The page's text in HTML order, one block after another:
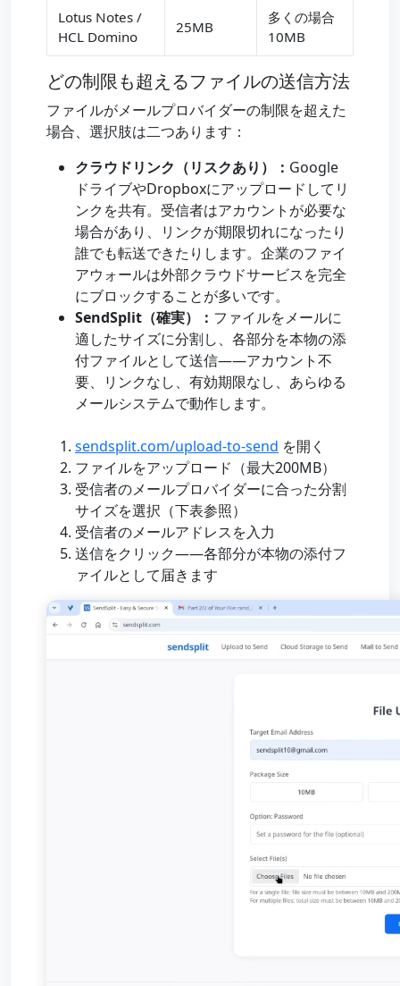
Lotus Notes /
HCL Domino
25MB
多くの場合
10MB
どの制限も超えるファイルの送信方法
ファイルがメールプロバイダーの制限を超えた
場合、選択肢は二つあります：
クラウドリンク（リスクあり）： Google
ドライブやDropboxにアップロードしてリ
ンクを共有。受信者はアカウントが必要な
場合があり、リンクが期限切れになったり
誰でも転送できたりします。企業のファイ
アウォールは外部クラウドサービスを完全
にブロックすることが多いです。
SendSplit（確実）： ファイルをメールに
適したサイズに分割し、各部分を本物の添
付ファイルとして送信——アカウント不
要、リンクなし、有効期限なし、あらゆる
メールシステムで動作します。
sendsplit.com/upload-to-send を開く
ファイルをアップロード（最大200MB）
受信者のメールプロバイダーに合った分割
サイズを選択（下表参照）
受信者のメールアドレスを入力
送信をクリック——各部分が本物の添付フ
ァイルとして届きます